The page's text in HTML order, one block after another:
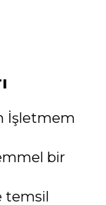
İşletmem
bir
temsil